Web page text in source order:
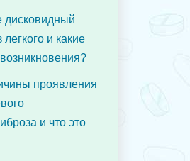
дисковидный
легкого и какие
проявления
и что это